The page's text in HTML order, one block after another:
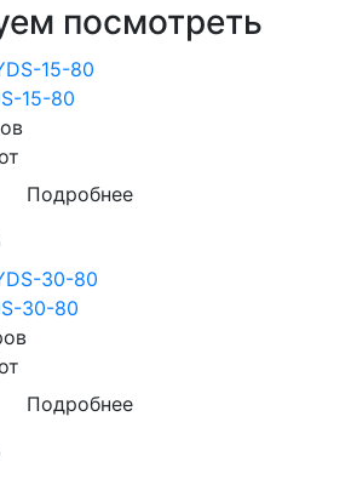
посмотреть
15-80
Подробнее
30-80
Подробнее